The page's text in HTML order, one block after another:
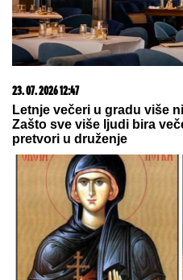
sad je sve
"HITNO
KRIVIČNO
advokat